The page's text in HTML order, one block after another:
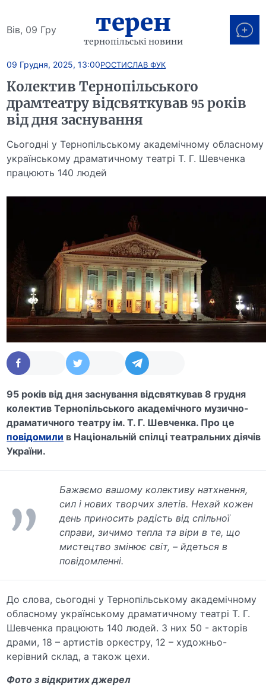
Вів, 09 Гру терен
тернопільські новини
09 Грудня, 2025, 13:00РОСТИСЛАВ ФУК
Колектив Тернопільського
драмтеатру відсвяткував 95 років
від дня заснування
Сьогодні у Тернопільському академічному обласному
українському драматичному театрі Т. Г. Шевченка
працюють 140 людей
95 років від дня заснування відсвяткував 8 грудня
колектив Тернопільського академічного музично-
драматичного театру ім. Т. Г. Шевченка. Про це
повідомили в Національній спілці театральних діячів
України.
Бажаємо вашому колективу натхнення,
сил і нових творчих злетів. Нехай кожен
день приносить радість від спільної
справи, зичимо тепла та віри в те, що
мистецтво змінює світ, – йдеться в
повідомленні.
До слова, сьогодні у Тернопільському академічному
обласному українському драматичному театрі Т. Г.
Шевченка працюють 140 людей. З них 50 - акторів
драми, 18 – артистів оркестру, 12 – художньо-
керівний склад, а також цехи.
Фото з відкритих джерел